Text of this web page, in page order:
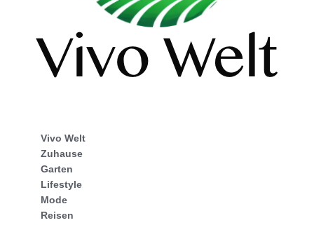
Vivo Welt
Zuhause
Garten
Lifestyle
Mode
Reisen